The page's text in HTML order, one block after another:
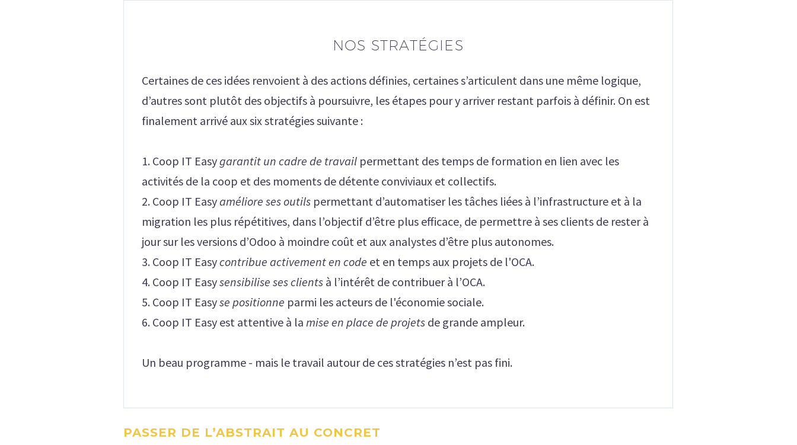
NOS STRATÉGIES
Certaines de ces idées renvoient à des actions définies, certaines s’articulent dans une même logique,
d’autres sont plutôt des objectifs à poursuivre, les étapes pour y arriver restant parfois à définir. On est
finalement arrivé aux six stratégies suivante :
1. Coop IT Easygarantit un cadre de travailpermettant des temps de formation en lien avec les
activités de la coop et des moments de détente conviviaux et collectifs.
2. Coop IT Easyaméliore ses outilspermettant d’automatiser les tâches liées à l’infrastructure et à la
migration les plus répétitives, dans l’objectif d’être plus efficace, de permettre à ses clients de rester à
jour sur les versions d’Odoo à moindre coût et aux analystes d’être plus autonomes.
3. Coop IT Easycontribue activement en code et en temps aux projets de l'OCA.
4. Coop IT Easysensibilise ses clientsà l’intérêt de contribuer à l’OCA.
5. Coop IT Easyse positionne parmi les acteurs de l'économie sociale.
6. Coop IT Easy est attentive à la mise en place de projets de grande ampleur.
Un beau programme - mais le travail autour de ces stratégies n’est pas fini.
PASSER DE L’ABSTRAIT AU CONCRET